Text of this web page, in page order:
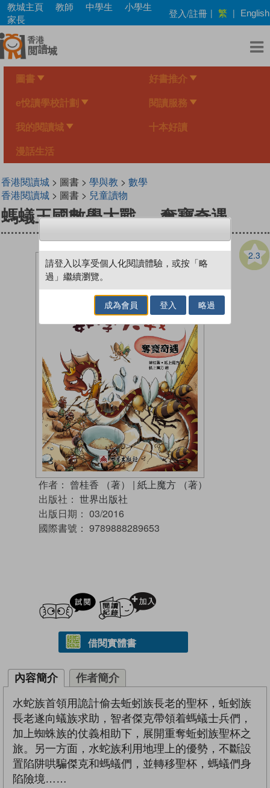
Skip
main
content
教城主頁 教師 中學生
小學生
家長
登入/註冊 | 繁 | English
圖書 好書推介
e悅讀學校計劃 閱讀服務
我的閱讀城 十本好讀
漫話生活
香港閱讀城> 圖書 > 學與教 > 數學
香港閱讀城> 圖書 > 兒童讀物
螞蟻王國數學大戰──奪寶奇遇
2.3
作者： 曾桂香 （著） | 紙上魔方 （著）
出版社： 世界出版社
出版日期： 03/2016
國際書號： 9789888289653
試閲
借閱實體書
內容簡介 作者簡介
水蛇族首領用詭計偷去蚯蚓族長老的聖杯，蚯蚓族
長老遂向蟻族求助，智者傑克帶領着螞蟻士兵們，
加上蜘蛛族的仗義相助下，展開重奪蚯蚓族聖杯之
旅。另一方面，水蛇族利用地理上的優勢，不斷設
置陷阱哄騙傑克和螞蟻們，並轉移聖杯，螞蟻們身
陷險境……
請登入以享受個人化閱讀體驗，或按「略
過」繼續瀏覽。
成為會員 登入 略過